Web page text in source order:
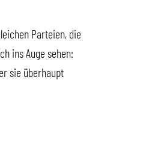
Parteien, die
ins Auge sehen:
sie überhaupt